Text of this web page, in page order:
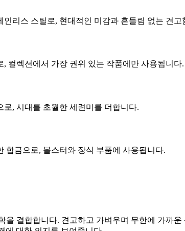
리스 스틸로, 현대적인 미감과 흔들림 없는 견고
컬렉션에서 가장 권위 있는 작품에만 사용됩니다.
, 시대를 초월한 세련미를 더합니다.
합금으로, 볼스터와 장식 부품에 사용됩니다.
을 결합합니다. 견고하고 가벼우며 무한에 가까